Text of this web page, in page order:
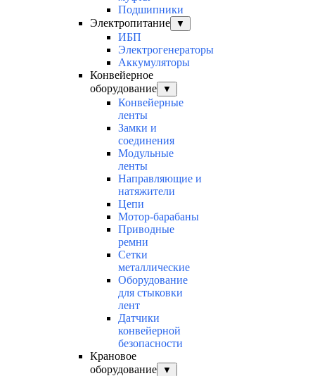
Подшипники
Электропитание
▼
ИБП
Электрогенераторы
Аккумуляторы
Конвейерное
оборудование
▼
Конвейерные
ленты
Замки и
соединения
Модульные
ленты
Направляющие и
натяжители
Цепи
Мотор-барабаны
Приводные
ремни
Сетки
металлические
Оборудование
для стыковки
лент
Датчики
конвейерной
безопасности
Крановое
оборудование
▼